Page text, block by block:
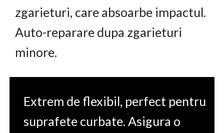
zgarieturi, care absoarbe impactul.
Auto-reparare dupa zgarieturi
minore.
Extrem de flexibil, perfect pentru
suprafete curbate. Asigura o